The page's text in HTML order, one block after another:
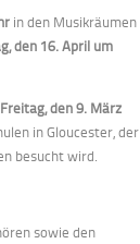
in den Musikräumen
den 16. April um
den 9. März
in Gloucester, der
besucht wird.
sowie den